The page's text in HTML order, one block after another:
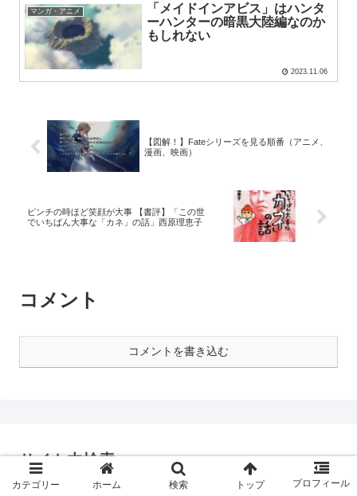
マンガ・アニメ
「メイドインアビス」はハンタ
ーハンターの暗黒大陸編なのか
もしれない
2023.11.06
【図解！】Fateシリーズを見る順番（アニメ、
漫画、映画）
ピンチの時ほど笑顔が大事 【書評】「この世
でいちばん大事な「カネ」の話」西原理恵子
コメント
コメントを書き込む
サイト内検索